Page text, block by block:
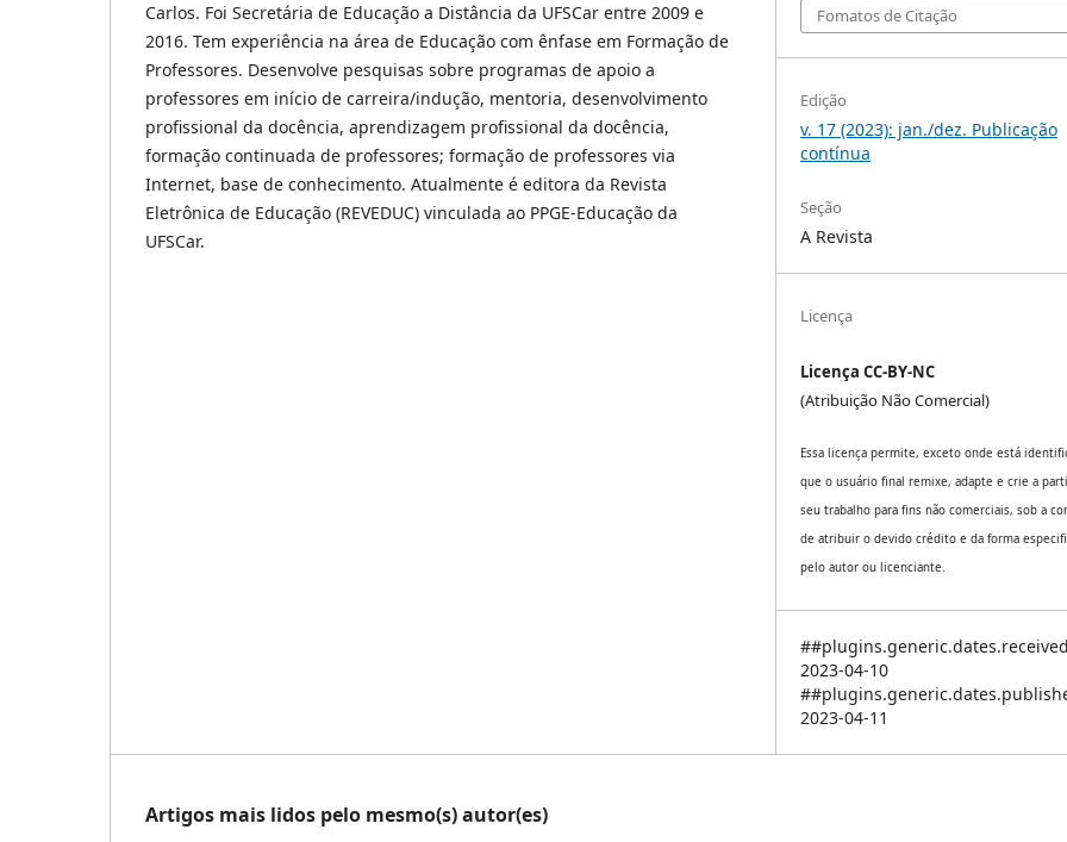
Carlos. Foi Secretária de Educação a Distância da UFSCar entre 2009 e
2016. Tem experiência na área de Educação com ênfase em Formação de
Professores. Desenvolve pesquisas sobre programas de apoio a
professores em início de carreira/indução, mentoria, desenvolvimento
profissional da docência, aprendizagem profissional da docência,
formação continuada de professores; formação de professores via
Internet, base de conhecimento. Atualmente é editora da Revista
Eletrônica de Educação (REVEDUC) vinculada ao PPGE-Educação da
UFSCar.
Fomatos de Citação
Edição
v. 17 (2023): jan./dez. Publicação
contínua
Seção
A Revista
Licença
Licença CC-BY-NC
(Atribuição Não Comercial)
Essa licença permite, exceto onde está
que o usuário final remixe, adapte e crie a
seu trabalho para fins não comerciais, sob a
de atribuir o devido crédito e da forma
pelo autor ou licenciante.
2023-04-10
2023-04-11
Artigos mais lidos pelo mesmo(s) autor(es)